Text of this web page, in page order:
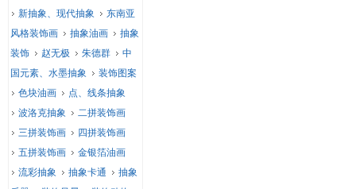
新抽象、现代抽象
东南亚
风格装饰画
抽象油画
抽象
装饰
赵无极 朱德群
中
国元素、水墨抽象
装饰图案
色块油画
点、线条抽象
波洛克抽象
二拼装饰画
三拼装饰画
四拼装饰画
五拼装饰画
金银箔油画
流彩抽象
抽象卡通
抽象